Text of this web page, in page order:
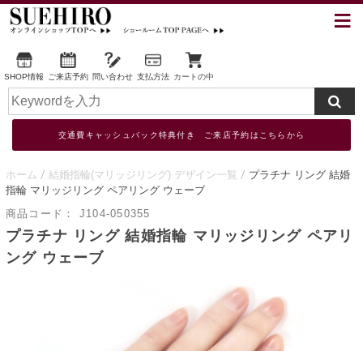
SHOP情報 ご来店予約 問い合わせ 支払方法 カートの中
交通費キャッシュバック特典付き ご来店予約はこちらから
ホーム 結婚指輪(マリッジリング) デザイン一覧
プラチナ リング 結婚
指輪 マリッジリング ペアリング ウェーブ
商品コード：
J104-050355
プラチナ リング 結婚指輪 マリッジリング ペアリ
ング ウェーブ